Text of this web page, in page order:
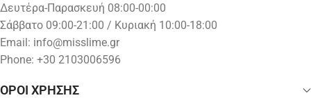
Δευτέρα-Παρασκευή 08:00-00:00
Σάββατο 09:00-21:00 / Κυριακή 10:00-18:00
Email: info@misslime.gr
Phone: +30 2103006596
ΟΡΟΙ ΧΡΗΣΗΣ